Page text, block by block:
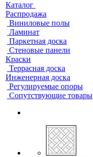
Каталог
Распродажа
Виниловые полы
Ламинат
Паркетная доска
Стеновые панели
Краски
Террасная доска
Инженерная доска
Регулируемые опоры
Сопутствующие товары